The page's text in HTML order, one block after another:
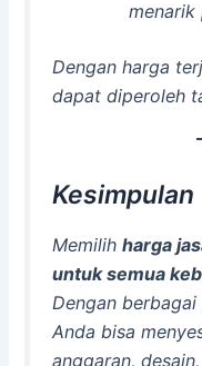
menarik
Dengan harga
dapat diperoleh
Kesimpulan
Memilihharga
untuk semua
Dengan
Anda bisa
anggaran,